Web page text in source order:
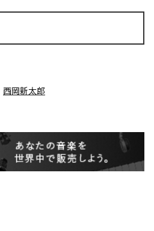
西岡新太郎